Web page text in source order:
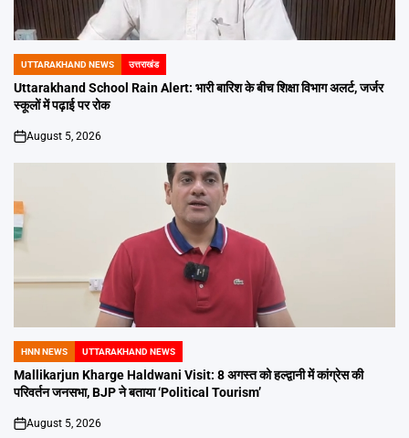
POSTED
IN
UTTARAKHAND NEWS उत्तराखंड
Uttarakhand School Rain Alert: भारी बारिश के बीच शिक्षा विभाग अलर्ट, जर्जर
स्कूलों में पढ़ाई पर रोक
on
August 5, 2026
POSTED
IN
HNN NEWS UTTARAKHAND NEWS
Mallikarjun Kharge Haldwani Visit: 8 अगस्त को हल्द्वानी में कांग्रेस की
परिवर्तन जनसभा, BJP ने बताया ‘Political Tourism’
on
August 5, 2026